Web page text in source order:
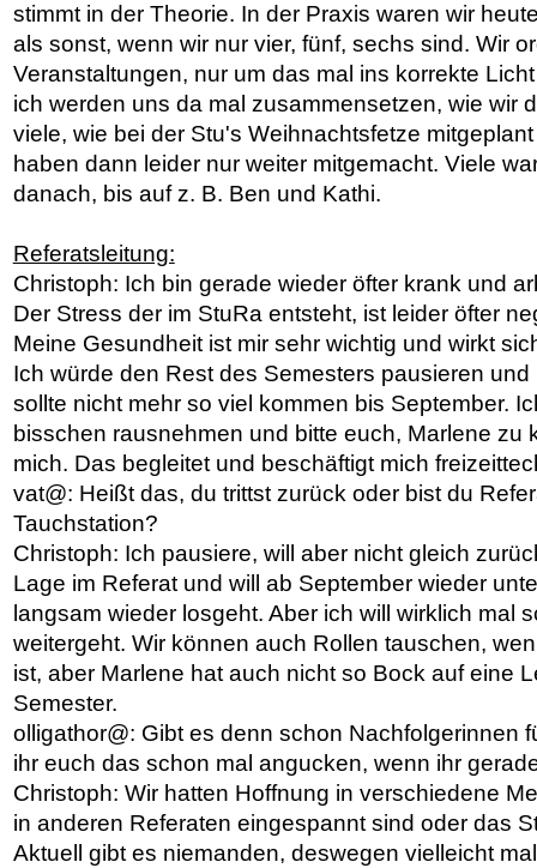
stimmt in der Theorie. In der Praxis waren wir
als sonst, wenn wir nur vier, fünf, sechs sind. Wir
Veranstaltungen, nur um das mal ins korrekte
ich werden uns da mal zusammensetzen, wie wir
viele, wie bei der Stu's Weihnachtsfetze
haben dann leider nur weiter mitgemacht. Viele
danach, bis auf z. B. Ben und Kathi.
Referatsleitung:
Christoph: Ich bin gerade wieder öfter krank und
Der Stress der im StuRa entsteht, ist leider öfter
Meine Gesundheit ist mir sehr wichtig und wirkt
Ich würde den Rest des Semesters pausieren
sollte nicht mehr so viel kommen bis September.
bisschen rausnehmen und bitte euch, Marlene zu
mich. Das begleitet und beschäftigt mich
vat@: Heißt das, du trittst zurück oder bist du
Tauchstation?
Christoph: Ich pausiere, will aber nicht gleich
Lage im Referat und will ab September wieder
langsam wieder losgeht. Aber ich will wirklich mal
weitergeht. Wir können auch Rollen tauschen,
ist, aber Marlene hat auch nicht so Bock auf eine
Semester.
olligathor@: Gibt es denn schon Nachfolgerinnen
ihr euch das schon mal angucken, wenn ihr
Christoph: Wir hatten Hoffnung in verschiedene
in anderen Referaten eingespannt sind oder das
Aktuell gibt es niemanden, deswegen vielleicht